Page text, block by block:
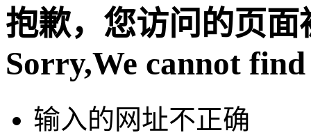
抱歉，您访问的页
Sorry,We cannot
输入的网址不正确